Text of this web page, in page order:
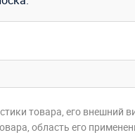
товара, его внешний
область его